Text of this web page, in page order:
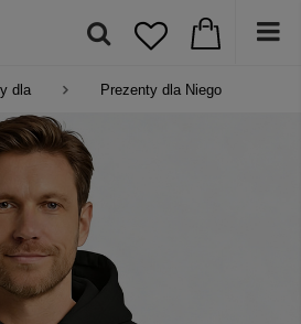
dla Prezenty dla Niego